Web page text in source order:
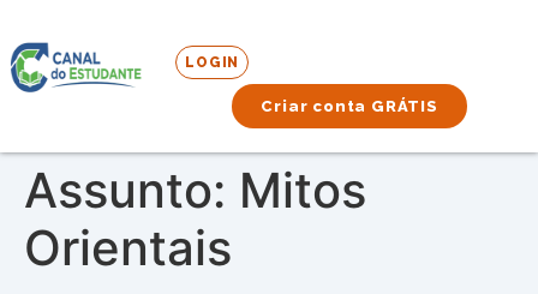
LOGIN
Criar conta GRÁTIS
Assunto: Mitos
Orientais